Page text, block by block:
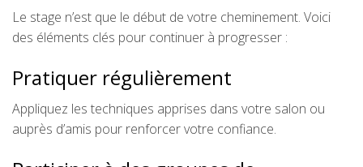
Le stage n’est que le début de votre cheminement. Voici
des éléments clés pour continuer à progresser :
Pratiquer régulièrement
Appliquez les techniques apprises dans votre salon ou
auprès d’amis pour renforcer votre confiance.